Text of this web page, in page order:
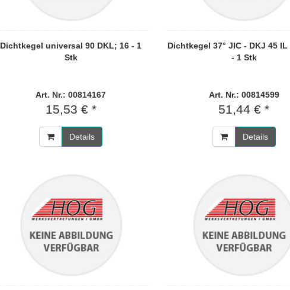
Dichtkegel universal 90 DKL; 16 - 1
Stk
Art. Nr.: 00814167
15,53 € *
Details
Dichtkegel 37° JIC - DKJ 45 IL
- 1 Stk
Art. Nr.: 00814599
51,44 € *
Details